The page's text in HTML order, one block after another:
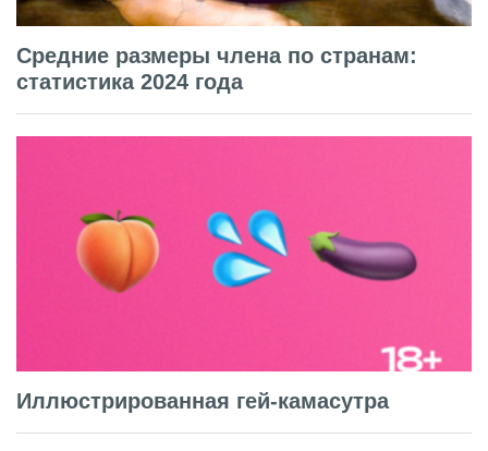
Средние размеры члена по странам:
статистика 2024 года
Иллюстрированная гей-камасутра